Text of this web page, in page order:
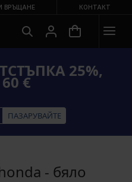
ВРЪЩАНЕ КОНТАКТ
25%,
€
ПАЗАРУВАЙТЕ
- бяло